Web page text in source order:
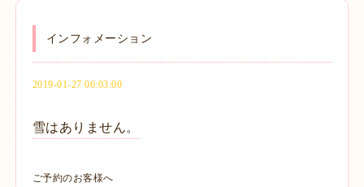
インフォメーション
2019-01-27 06:03:00
雪はありません。
ご予約のお客様へ